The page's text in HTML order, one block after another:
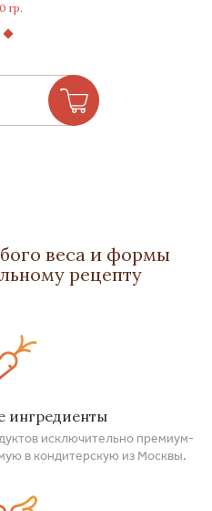
гр.
веса и формы
рецепту
ингредиенты
исключительно премиум-
в кондитерскую из Москвы.